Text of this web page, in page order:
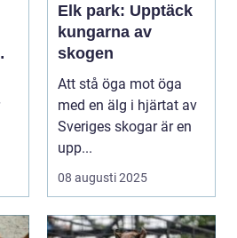
Elk park: Upptäck
kungarna av
skogen
Att stå öga mot öga
med en älg i hjärtat av
Sveriges skogar är en
upp...
08 augusti 2025